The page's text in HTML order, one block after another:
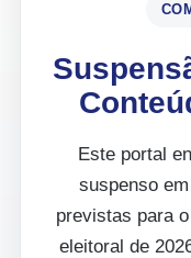
Este portal
suspenso
previstas para
eleitoral de